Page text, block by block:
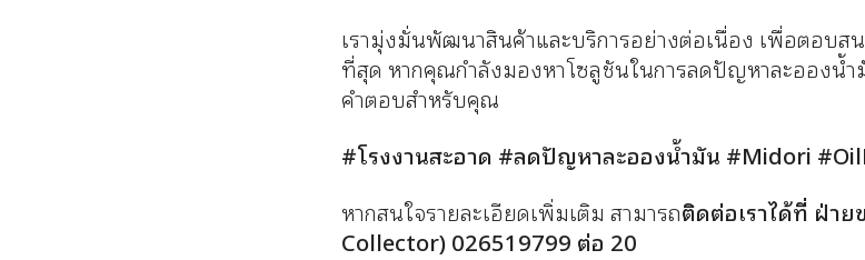
เรามุ่งมั่นพัฒนาสินค้าและบริการอย่างต่อเนื่อง เพื่อตอบส
ที่สุด หากคุณกำลังมองหาโซลูชันในการลดปัญหาละอองน้ำ
คำตอบสำหรับคุณ
#โรงงานสะอาด #ลดปัญหาละอองน้ำมัน #Midori
หากสนใจรายละเอียดเพิ่มเติม สามารถติดต่อเราได้ที่ ฝ่า
Collector) 026519799 ต่อ 20